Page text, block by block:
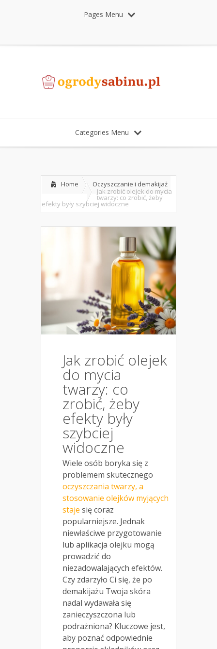
Pages Menu
Categories Menu
Home
Oczyszczanie i demakijaż
Jak zrobić olejek do mycia
twarzy: co zrobić, żeby
efekty były szybciej widoczne
Jak zrobić olejek
do mycia
twarzy: co
zrobić, żeby
efekty były
szybciej
widoczne
Wiele osób boryka się z
problemem skutecznego
oczyszczania twarzy, a
stosowanie olejków myjących
staje się coraz
popularniejsze. Jednak
niewłaściwe przygotowanie
lub aplikacja olejku mogą
prowadzić do
niezadowalających efektów.
Czy zdarzyło Ci się, że po
demakijażu Twoja skóra
nadal wydawała się
zanieczyszczona lub
podrażniona? Kluczowe jest,
aby poznać odpowiednie